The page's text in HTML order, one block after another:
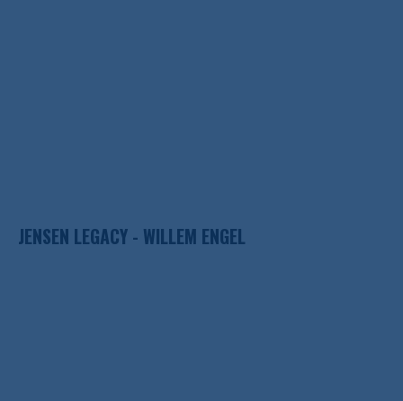
JENSEN LEGACY - WILLEM ENGEL